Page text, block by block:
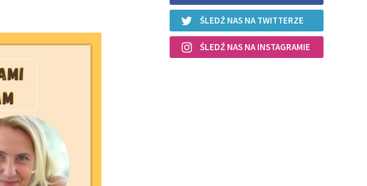
ŚLEDŹ NAS NA TWITTERZE
ŚLEDŹ NAS NA INSTAGRAMIE